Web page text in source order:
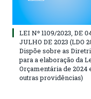
LEI Nº 1109/2023, DE
JULHO DE 2023 (LDO
Dispõe sobre as
para a elaboração da
Orçamentária de 2024
outras providências)